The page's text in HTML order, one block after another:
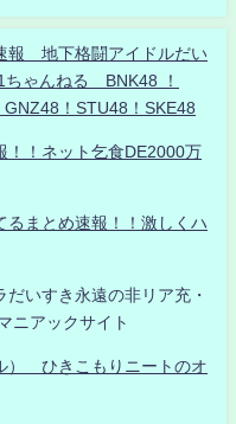
報 地下格闘アイドルだい
ゃんねる BNK48 ！
！STU48！SKE48
！！ネット乞食DE2000万
るまとめ速報！！激しくハ
いすき永遠の非リア充・
ニアックサイト
） ひきこもりニートのオ